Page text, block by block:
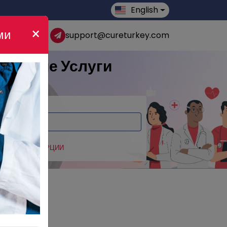
English
support@cureturkey.com
Услуги
В ТУРЦИИ
×